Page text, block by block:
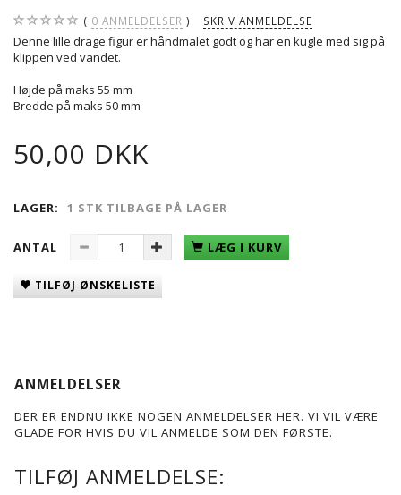
0 ANMELDELSER SKRIV ANMELDELSE
Denne lille drage figur er håndmalet godt og har en kugle med sig på
klippen ved vandet.
Højde på maks 55 mm
Bredde på maks 50 mm
50,00 DKK
LAGER: 1 STK TILBAGE PÅ LAGER
ANTAL LÆG I KURV
TILFØJ ØNSKELISTE
ANMELDELSER
DER ER ENDNU IKKE NOGEN ANMELDELSER HER. VI VIL VÆRE
GLADE FOR HVIS DU VIL ANMELDE SOM DEN FØRSTE.
TILFØJ ANMELDELSE: